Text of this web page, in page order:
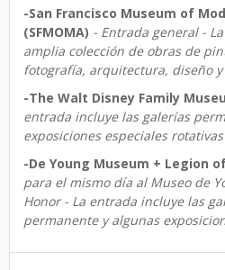
-San Francisco Museum of
(SFMOMA) - Entrada general -
amplia colección de obras de
fotografía, arquitectura, diseño
-The Walt Disney Family
entrada incluye las galerías
exposiciones especiales rotativas
-De Young Museum + Legion
para el mismo día al Museo de
Honor - La entrada incluye las
permanente y algunas